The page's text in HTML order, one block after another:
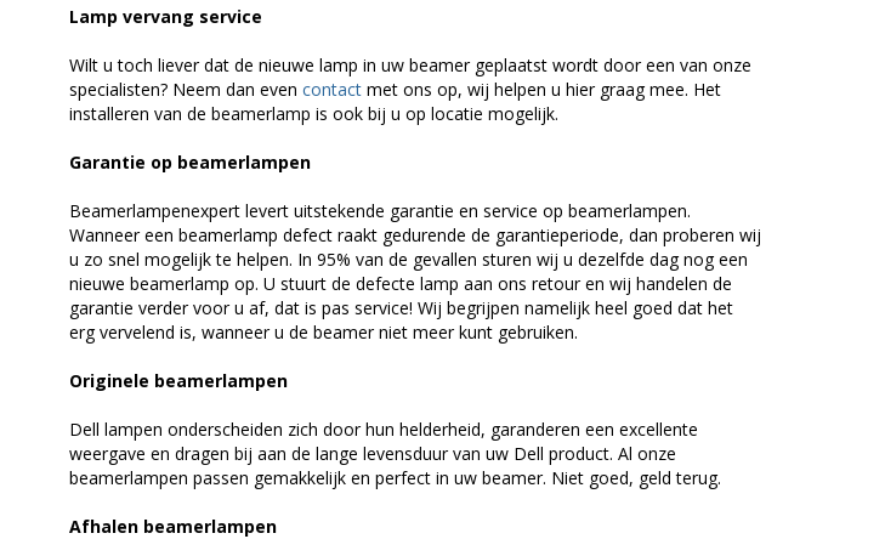
Lamp vervang service
Wilt u toch liever dat de nieuwe lamp in uw beamer geplaatst wordt door een van onze
specialisten? Neem dan even contact met ons op, wij helpen u hier graag mee. Het
installeren van de beamerlamp is ook bij u op locatie mogelijk.
Garantie op beamerlampen
Beamerlampenexpert levert uitstekende garantie en service op beamerlampen.
Wanneer een beamerlamp defect raakt gedurende de garantieperiode, dan proberen wij
u zo snel mogelijk te helpen. In 95% van de gevallen sturen wij u dezelfde dag nog een
nieuwe beamerlamp op. U stuurt de defecte lamp aan ons retour en wij handelen de
garantie verder voor u af, dat is pas service! Wij begrijpen namelijk heel goed dat het
erg vervelend is, wanneer u de beamer niet meer kunt gebruiken.
Originele beamerlampen
Dell lampen onderscheiden zich door hun helderheid, garanderen een excellente
weergave en dragen bij aan de lange levensduur van uw Dell product. Al onze
beamerlampen passen gemakkelijk en perfect in uw beamer. Niet goed, geld terug.
Afhalen beamerlampen